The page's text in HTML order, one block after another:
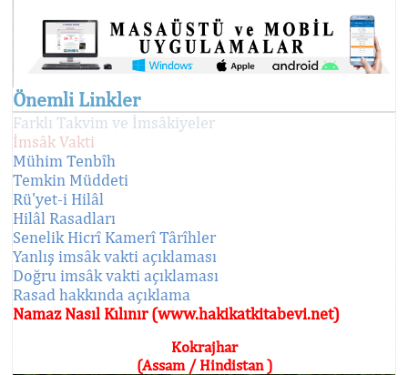
Önemli Linkler
Farklı Takvim ve İmsâkiyeler
İmsâk Vakti
Mühim Tenbîh
Temkin Müddeti
Rü'yet-i Hilâl
Hilâl Rasadları
Senelik Hicrî Kamerî Târîhler
Yanlış imsâk vakti açıklaması
Doğru imsâk vakti açıklaması
Rasad hakkında açıklama
Namaz Nasıl Kılınır (www.hakikatkitabevi.net)
Kokrajhar
(Assam / Hindistan )